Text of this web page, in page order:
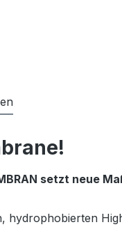
setzt
hydrophobierten